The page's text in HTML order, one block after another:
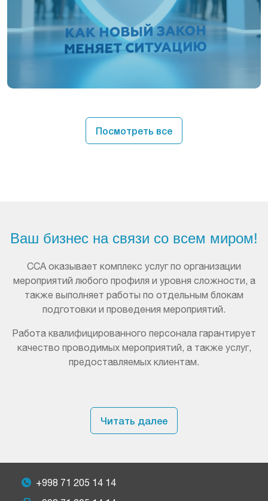
Посмотреть все
Ваш бизнес на связи со всем миром!
ССА оказывает комплекс услуг по организации
мероприятий любого профиля и уровня сложности, а
также выполняет работы по отдельным блокам
подготовки и проведения мероприятий.
Работа квалифицированного персонала гарантирует
качество проводимых мероприятий, а также услуг,
предоставляемых клиентам.
Читать далее
+998 71 205 14 14